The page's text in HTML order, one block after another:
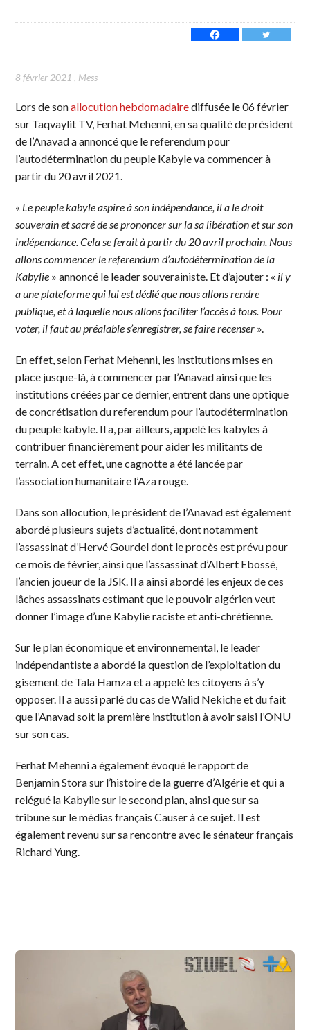
8 février 2021 , Mess
Lors de sonallocution hebdomadairediffusée le 06 février
sur Taqvaylit TV, Ferhat Mehenni, en sa qualité de président
de l’Anavad a annoncé que le referendum pour
l’autodétermination du peuple Kabyle va commencer à
partir du 20 avril 2021.
« Le peuple kabyle aspire à son indépendance, il a le droit
souverain et sacré de se prononcer sur la sa libération et sur son
indépendance. Cela se ferait à partir du 20 avril prochain. Nous
allons commencer le referendum d’autodétermination de la
Kabylie » annoncé le leader souverainiste. Et d’ajouter : « il y
a une plateforme qui lui est dédié que nous allons rendre
publique, et à laquelle nous allons faciliter l’accès à tous. Pour
voter, il faut au préalable s’enregistrer, se faire recenser ».
En effet, selon Ferhat Mehenni, les institutions mises en
place jusque-là, à commencer par l’Anavad ainsi que les
institutions créées par ce dernier, entrent dans une optique
de concrétisation du referendum pour l’autodétermination
du peuple kabyle. Il a, par ailleurs, appelé les kabyles à
contribuer financièrement pour aider les militants de
terrain. A cet effet, une cagnotte a été lancée par
l’association humanitaire l’Aza rouge.
Dans son allocution, le président de l’Anavad est également
abordé plusieurs sujets d’actualité, dont notamment
l’assassinat d’Hervé Gourdel dont le procès est prévu pour
ce mois de février, ainsi que l’assassinat d’Albert Ebossé,
l’ancien joueur de la JSK. Il a ainsi abordé les enjeux de ces
lâches assassinats estimant que le pouvoir algérien veut
donner l’image d’une Kabylie raciste et anti-chrétienne.
Sur le plan économique et environnemental, le leader
indépendantiste a abordé la question de l’exploitation du
gisement de Tala Hamza et a appelé les citoyens à s’y
opposer. Il a aussi parlé du cas de Walid Nekiche et du fait
que l’Anavad soit la première institution à avoir saisi l’ONU
sur son cas.
Ferhat Mehenni a également évoqué le rapport de
Benjamin Stora sur l’histoire de la guerre d’Algérie et qui a
relégué la Kabylie sur le second plan, ainsi que sur sa
tribune sur le médias français Causer à ce sujet. Il est
également revenu sur sa rencontre avec le sénateur français
Richard Yung.